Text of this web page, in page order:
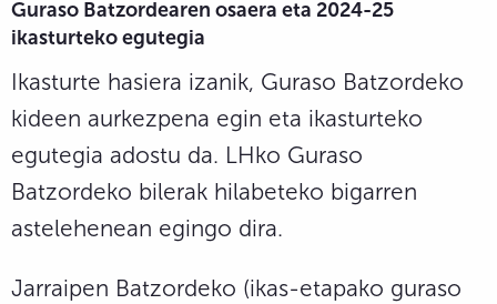
Guraso Batzordearen osaera eta 2024-25
ikasturteko egutegia
Ikasturte hasiera izanik, Guraso Batzordeko
kideen aurkezpena egin eta ikasturteko
egutegia adostu da. LHko Guraso
Batzordeko bilerak hilabeteko bigarren
astelehenean egingo dira.
Jarraipen Batzordeko (ikas-etapako guraso